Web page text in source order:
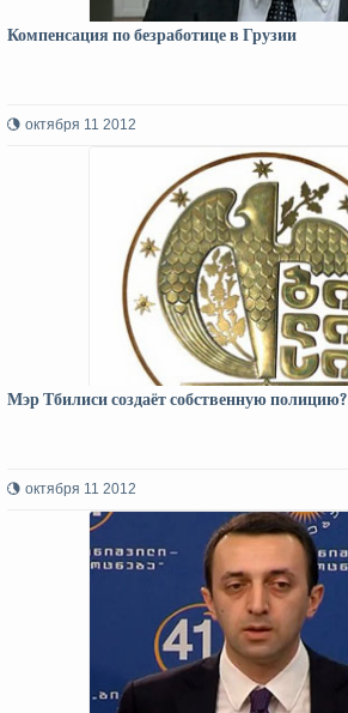
Компенсация по безработице в Грузии
октября 11 2012
Мэр Тбилиси создаёт собственную полицию?
октября 11 2012